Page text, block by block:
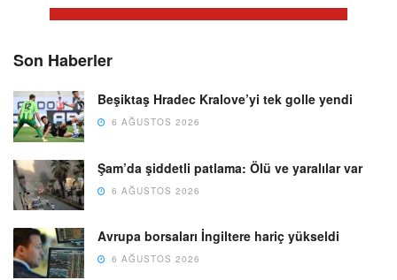
Son Haberler
Beşiktaş Hradec Kralove’yi tek golle yendi
6 AĞUSTOS 2026
Şam’da şiddetli patlama: Ölü ve yaralılar var
6 AĞUSTOS 2026
Avrupa borsaları İngiltere hariç yükseldi
6 AĞUSTOS 2026